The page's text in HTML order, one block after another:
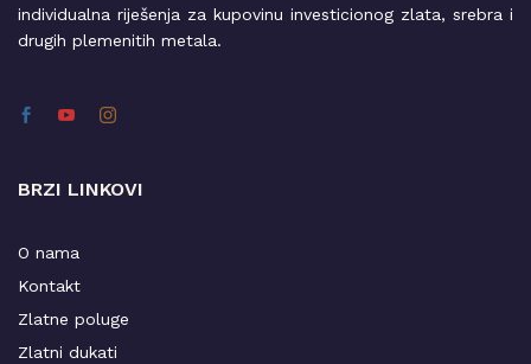
individualna riješenja za kupovinu investicionog zlata, srebra i
drugih plemenitih metala.
BRZI LINKOVI
O nama
Kontakt
Zlatne poluge
Zlatni dukati